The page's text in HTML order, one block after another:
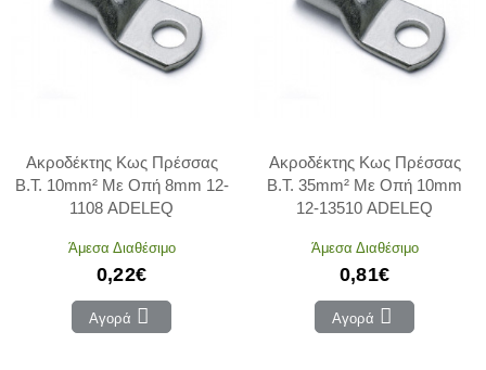
Ακροδέκτης Κως Πρέσσας
Β.Τ. 10mm² Με Οπή 8mm 12-
1108 ADELEQ
Άμεσα Διαθέσιμο
0,22€
Αγορά
Ακροδέκτης Κως Πρέσσας
Β.Τ. 35mm² Με Οπή 10mm
12-13510 ADELEQ
Άμεσα Διαθέσιμο
0,81€
Αγορά